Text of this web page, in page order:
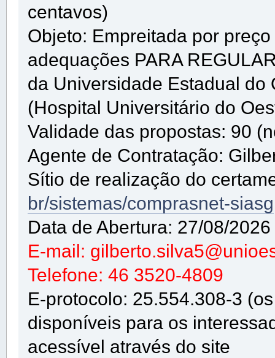
centavos)
Objeto: Empreitada por
adequações PARA
da Universidade Estadual do
(Hospital Universitário do
Validade das propostas: 90
Agente de Contratação:
Sítio de realização do
br/sistemas/comprasnet-siasg
Data de Abertura: 27/08/
E-mail:
Telefone: 46 3520-4809
E-protocolo: 25.554.308-3
disponíveis para os
acessível através do site